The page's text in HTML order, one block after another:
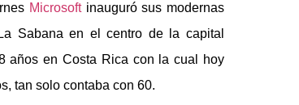
Microsoftinauguró sus modernas
Sabana en el centro de la capital
años en Costa Rica con la cual hoy
tan solo contaba con 60.